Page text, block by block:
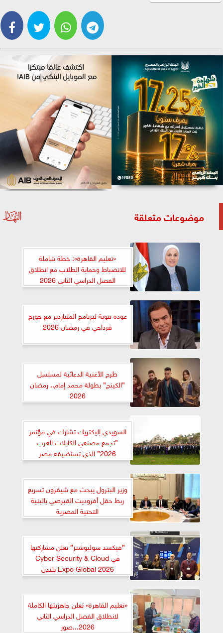
موضوعات متعلقة
«تعليم القاهرة»: خطة شاملة
للانضباط وحماية الطلاب مع انطلاق
الفصل الدراسي الثاني 2026
عودة قوية لبرنامج الملياردير مع جورج
قرداحي في رمضان 2026
طرح الأغنية الدعائية لمسلسل
”الكينج” بطولة محمد إمام.. رمضان
2026
السويدي إليكتريك تشارك في مؤتمر
”تجمع مصنعي الكابلات العرب
2026” الذي تستضيفه مصر
وزير البترول يبحث مع شيفرون تسريع
ربط حقل أفروديت القبرصي بالبنية
التحتية المصرية
”فيكسد سوليوشنز” تعلن مشاركتها
في Cyber Security & Cloud
Expo Global 2026 بلندن
«تعليم القاهرة» تعلن جاهزيتها الكاملة
لانطلاق الفصل الدراسي الثاني
2026...صور